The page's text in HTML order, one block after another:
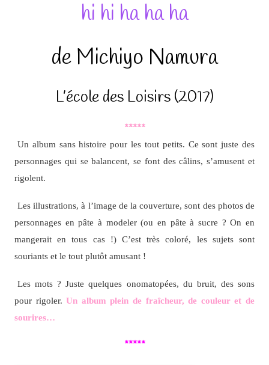
hi hi ha ha ha
de Michiyo Namura
L’école des Loisirs (2017)
*****
Un album sans histoire pour les tout petits. Ce sont juste des
personnages qui se balancent, se font des câlins, s’amusent et
rigolent.
Les illustrations, à l’image de la couverture, sont des photos de
personnages en pâte à modeler (ou en pâte à sucre ? On en
mangerait en tous cas !) C’est très coloré, les sujets sont
souriants et le tout plutôt amusant !
Les mots ? Juste quelques onomatopées, du bruit, des sons
pour rigoler.Un album plein de fraîcheur, de couleur et de
sourires…
*****